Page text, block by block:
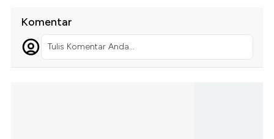
Komentar
Tulis Komentar Anda...